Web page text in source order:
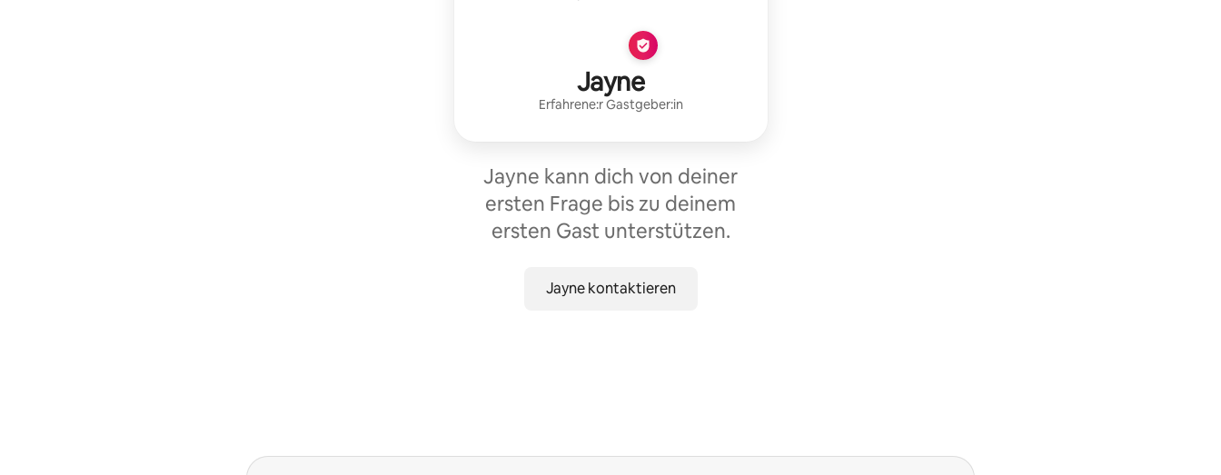
Jayne
Erfahrene:r Gastgeber:in
Jayne kann dich von deiner
ersten Frage bis zu deinem
ersten Gast unterstützen.
Jayne kontaktieren